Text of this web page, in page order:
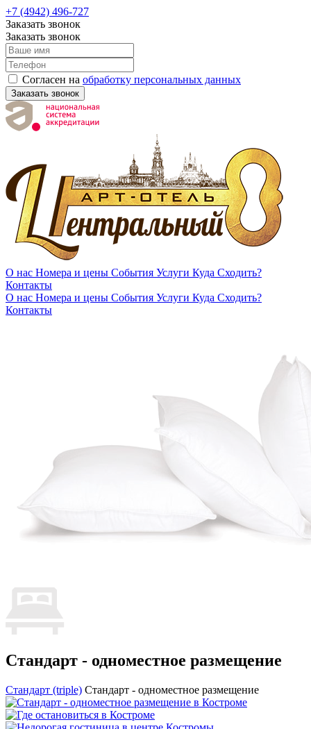
+7 (4942) 496-727
Заказать звонок
Заказать звонок
Согласен на обработку персональных данных
Заказать звонок
О нас Номера и цены События Услуги Куда Сходить?
Контакты
О нас Номера и цены События Услуги Куда Сходить?
Контакты
Стандарт - одноместное размещение
Стандарт (triple) Стандарт - одноместное размещение